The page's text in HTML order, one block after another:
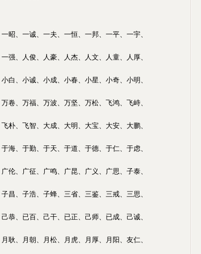
昭、一诚、一夫、一恒、一邦、一平、一宇、
强、人俊、人豪、人杰、人文、人童、人厚、
白、小诚、小成、小春、小星、小奇、小明、
卷、万福、万波、万坚、万松、飞鸿、飞峙、
朴、飞智、大成、大明、大宝、大安、大鹏、
海、于勤、于天、于道、于德、于仁、于虑、
伦、广征、广鸣、广昆、广义、广思、子泰、
昌、子浩、子蜂、三省、三鉴、三戒、三思、
恭、已百、己干、已正、己师、已成、己诚、
耿、月朝、月松、月虎、月厚、月阳、友仁、